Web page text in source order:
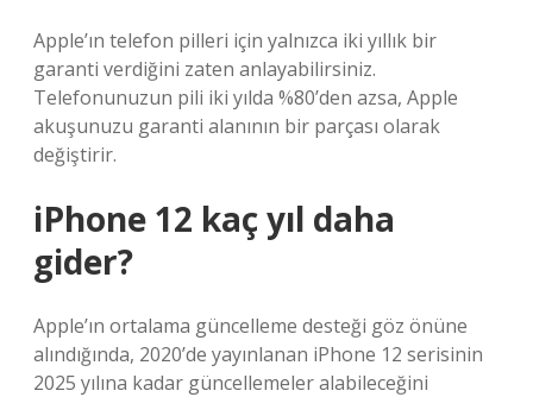
Apple’ın telefon pilleri için yalnızca iki yıllık bir
garanti verdiğini zaten anlayabilirsiniz.
Telefonunuzun pili iki yılda %80’den azsa, Apple
akuşunuzu garanti alanının bir parçası olarak
değiştirir.
iPhone 12 kaç yıl daha
gider?
Apple’ın ortalama güncelleme desteği göz önüne
alındığında, 2020’de yayınlanan iPhone 12 serisinin
2025 yılına kadar güncellemeler alabileceğini